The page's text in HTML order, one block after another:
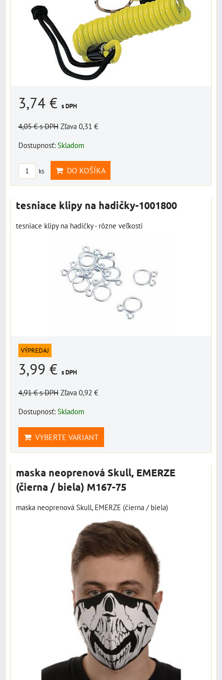
3,74 € s DPH
4,05 €s DPH Zľava 0,31 €
Dostupnosť: Skladom
ks DO KOŠÍKA
tesniace klipy na hadičky-1001800
tesniace klipy na hadičky - rôzne veľkosti
VÝPREDAJ
3,99 € s DPH
4,91 €s DPH Zľava 0,92 €
Dostupnosť: Skladom
VYBERTE VARIANT
maska neoprenová Skull, EMERZE
(čierna / biela) M167-75
maska neoprenová Skull, EMERZE (čierna / biela)